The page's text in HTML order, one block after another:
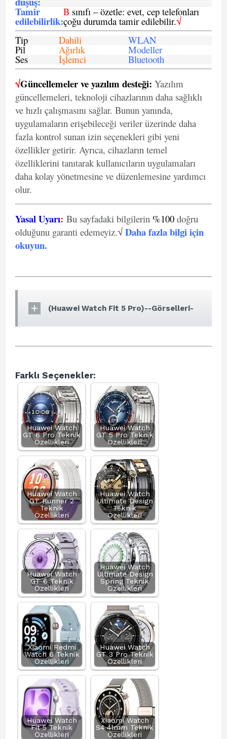
Tamir
edilebilirlik:
B sınıfı – özetle: evet, cep telefonları
çoğu durumda tamir edilebilir.√
Tip
Dahili WLAN
Pil Ağırlık Modeller
Ses İşlemci Bluetooth
√Güncellemeler ve yazılım desteği: Yazılım
güncellemeleri, teknoloji cihazlarının daha sağlıklı
ve hızlı çalışmasını sağlar. Bunun yanında,
uygulamaların erişebileceği veriler üzerinde daha
fazla kontrol sunan izin seçenekleri gibi yeni
özellikler getirir. Ayrıca, cihazların temel
özelliklerini tanıtarak kullanıcıların uygulamaları
daha kolay yönetmesine ve düzenlemesine yardımcı
olur.
Yasal Uyarı: Bu sayfadaki bilgilerin %100 doğru
olduğunu garanti edemeyiz.√ Daha fazla bilgi için
okuyun.
(Huawei Watch Fit 5 Pro)--Görselleri-
Farklı Seçenekler:
Huawei Watch
GT 6 Pro Teknik
Özellikleri
Huawei Watch
GT 5 Pro Teknik
Özellikleri
Huawei Watch
GT Runner 2
Teknik
Özellikleri
Huawei Watch
Ultimate Design
Teknik
Özellikleri
Huawei Watch
GT 6 Teknik
Özellikleri
Huawei Watch
Ultimate Design
Spring Teknik
Özellikleri
Xiaomi Redmi
Watch 6 Teknik
Özellikleri
Huawei Watch
GT 3 Pro Teknik
Özellikleri
Huawei Watch
Fit 5 Teknik
Özellikleri
Xiaomi Watch
S4 41mm Teknik
Özellikleri